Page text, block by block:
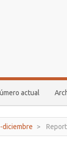
actual
diciembre